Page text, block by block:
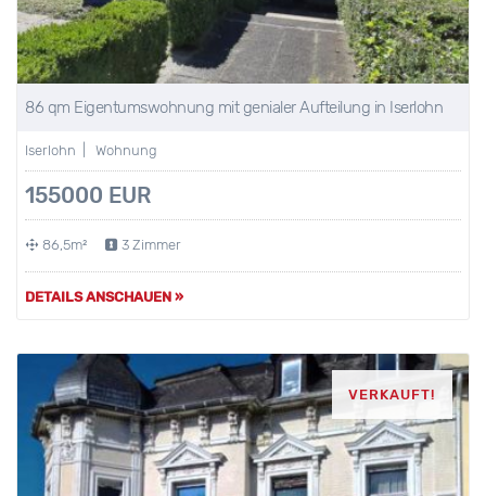
86 qm Eigentumswohnung mit genialer Aufteilung in Iserlohn
Iserlohn | Wohnung
155000 EUR
86,5m² 3 Zimmer
DETAILS ANSCHAUEN »
VERKAUFT!